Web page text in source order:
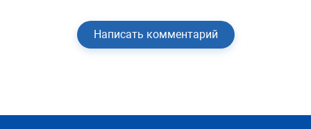
Написать комментарий